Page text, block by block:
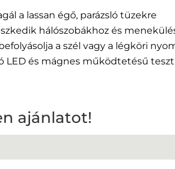
a lassan égő, parázsló tüzekre
hálószobákhoz és
a szél vagy a légköri
LED és mágnes működtetésű
ajánlatot!